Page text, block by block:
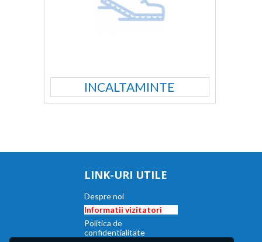
INCALTAMINTE
LINK-URI UTILE
Despre noi
Informatii vizitatori
Politica de
confidentialitate